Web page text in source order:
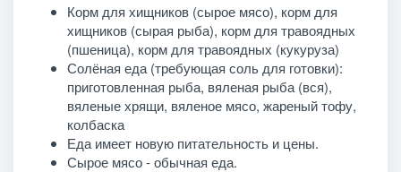
Корм для хищников (сырое мясо), корм для
хищников (сырая рыба), корм для травоядных
(пшеница), корм для травоядных (кукуруза)
Солёная еда (требующая соль для готовки):
приготовленная рыба, вяленая рыба (вся),
вяленые хрящи, вяленое мясо, жареный тофу,
колбаска
Еда имеет новую питательность и цены.
Сырое мясо - обычная еда.